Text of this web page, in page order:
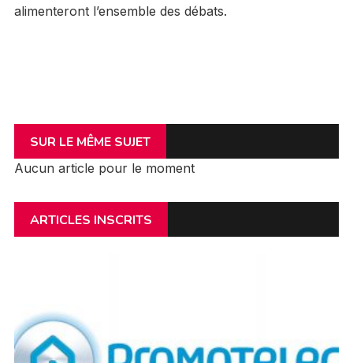
alimenteront l’ensemble des débats.
SUR LE MÊME SUJET
Aucun article pour le moment
ARTICLES INSCRITS